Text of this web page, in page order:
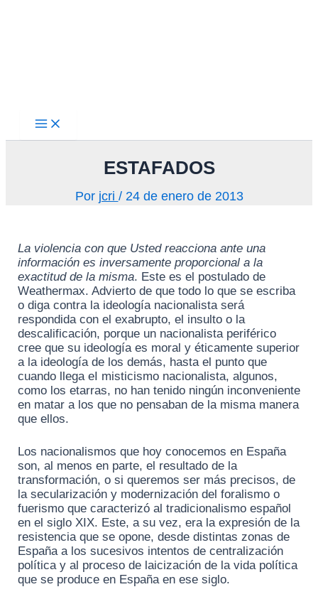
ESTAFADOS
Por jcri / 24 de enero de 2013
La violencia con que Usted reacciona ante una
información es inversamente proporcional a la
exactitud de la misma. Este es el postulado de
Weathermax. Advierto de que todo lo que se escriba
o diga contra la ideología nacionalista será
respondida con el exabrupto, el insulto o la
descalificación, porque un nacionalista periférico
cree que su ideología es moral y éticamente superior
a la ideología de los demás, hasta el punto que
cuando llega eI misticismo nacionalista, algunos,
como los etarras, no han tenido ningún inconveniente
en matar a los que no pensaban de la misma manera
que ellos.
Los nacionalismos que hoy conocemos en España
son, al menos en parte, el resultado de la
transformación, o si queremos ser más precisos, de
la secularización y modernización del foralismo o
fuerismo que caracterizó al tradicionalismo español
en el siglo XIX. Este, a su vez, era la expresión de la
resistencia que se opone, desde distintas zonas de
España a los sucesivos intentos de centralización
política y al proceso de laicización de la vida política
que se produce en España en ese siglo.